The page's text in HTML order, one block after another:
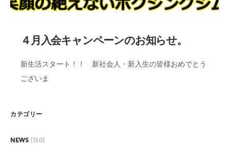
４月入会キャンペーンのお知らせ。
新生活スタート！！ 新社会人・新入生の皆様おめでとう
ございま
カテゴリー
NEWS (130)